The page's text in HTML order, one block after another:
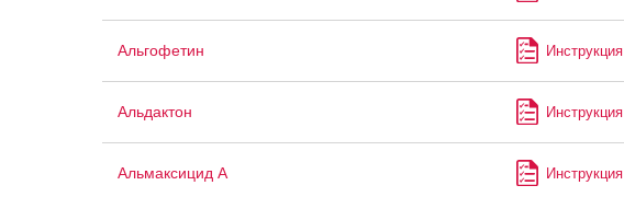
Альгофетин Инструкция
Альдактон Инструкция
Альмаксицид А Инструкция